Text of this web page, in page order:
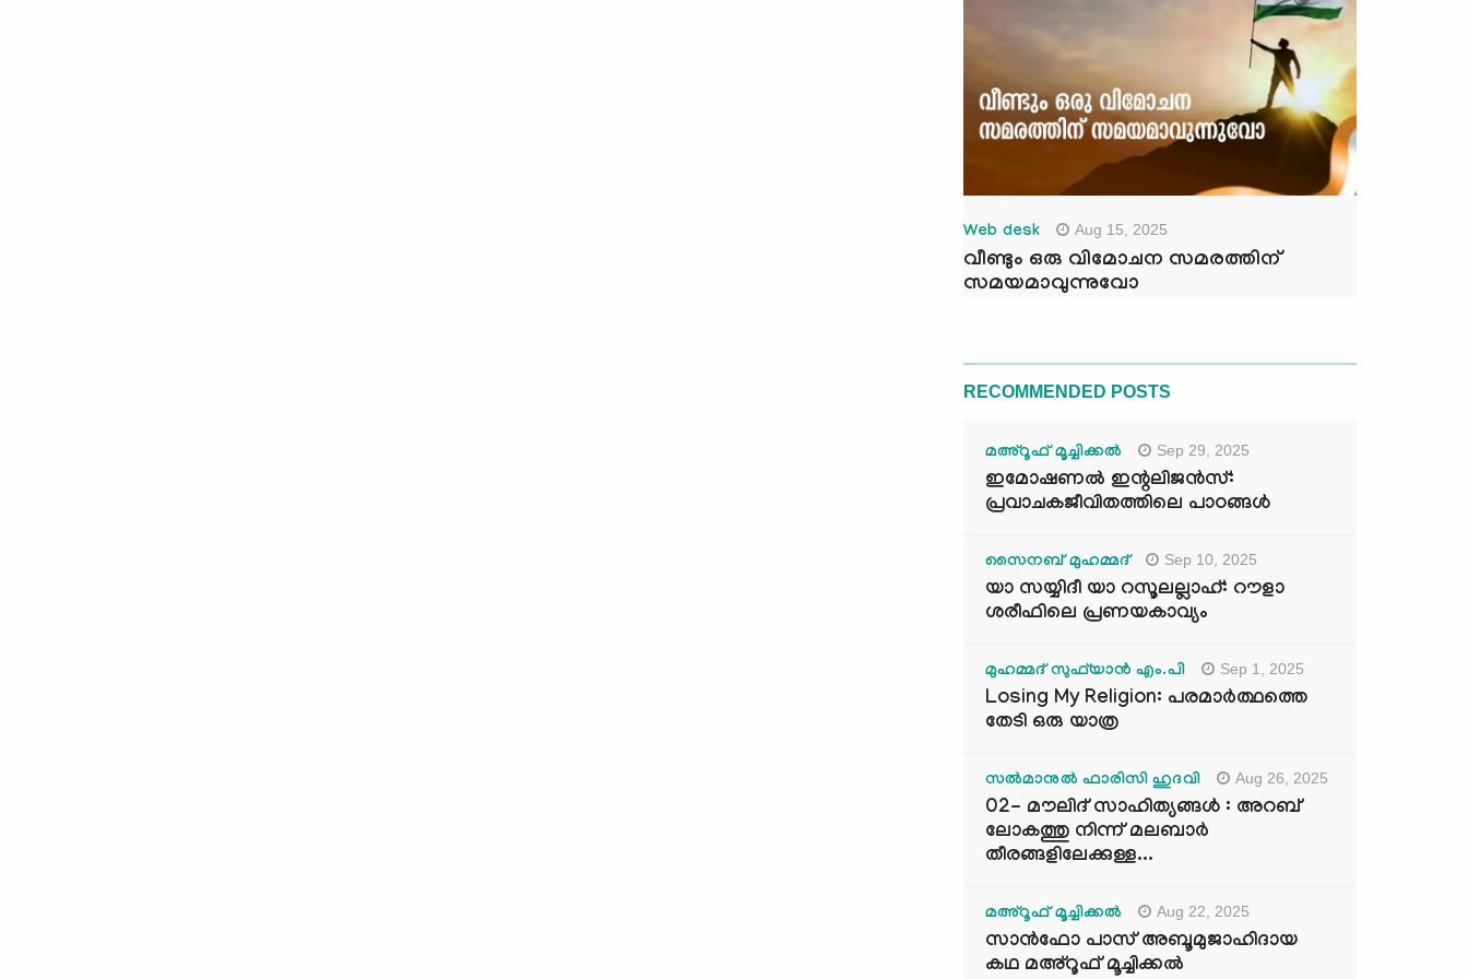
Web desk Aug 15, 2025
വീണ്ടും ഒരു വിമോചന സമരത്തിന്
സമയമാവുന്നുവോ
RECOMMENDED POSTS
മഅ്റൂഫ് മൂച്ചിക്കല്‍ Sep 29, 2025
ഇമോഷണൽ ഇന്റലിജൻസ്:
പ്രവാചകജീവിതത്തിലെ പാഠങ്ങൾ
സൈനബ് മുഹമ്മദ് Sep 10, 2025
യാ സയ്യിദീ യാ റസൂലല്ലാഹ്: റൗളാ
ശരീഫിലെ പ്രണയകാവ്യം
മുഹമ്മദ് സുഫ്‌യാൻ എം.പി Sep 1, 2025
Losing My Religion: പരമാർത്ഥത്തെ
തേടി ഒരു യാത്ര
സൽമാനുൽ ഫാരിസി ഹുദവി Aug 26, 2025
02- മൗലിദ് സാഹിത്യങ്ങൾ : അറബ്
ലോകത്തു നിന്ന് മലബാർ
തീരങ്ങളിലേക്കുള്ള...
മഅ്റൂഫ് മൂച്ചിക്കല്‍ Aug 22, 2025
സാൻഫോ പാസ് അബൂമുജാഹിദായ
കഥ മഅ്റൂഫ് മൂച്ചിക്കല്‍